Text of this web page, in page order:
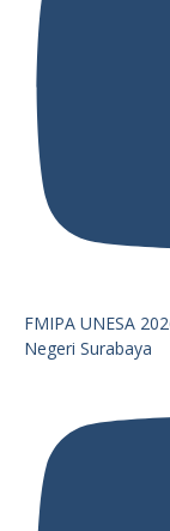
FMIPA UNESA
Negeri Surabaya